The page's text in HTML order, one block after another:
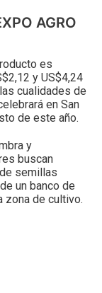
AGRO
es
y US$4,24
cualidades de
en San
de este año.
y
buscan
semillas
un banco de
zona de cultivo.